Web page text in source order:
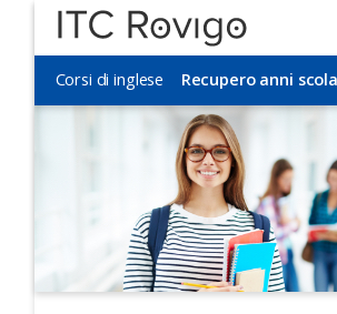
Corsi di inglese
Corsi di inglese Recupero anni
Recupero anni